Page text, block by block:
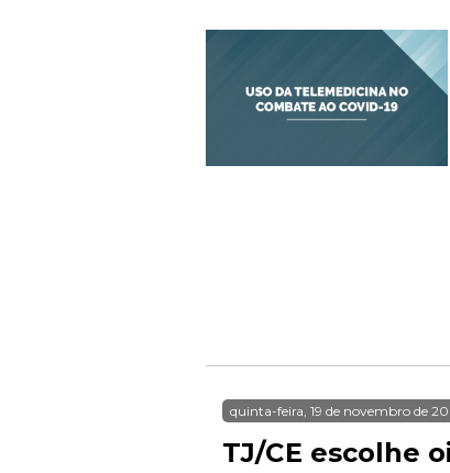
quinta-feira, 19 de novembro de
TJ/CE escolhe